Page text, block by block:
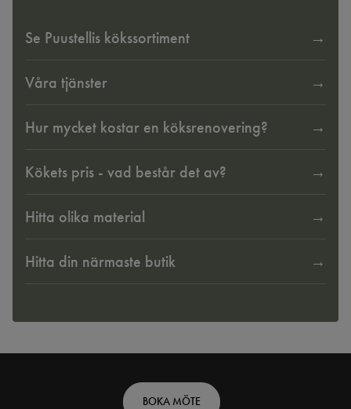
Se Puustellis kökssortiment
Våra tjänster
Hur mycket kostar en köksrenovering?
Kökets pris - vad består det av?
Hitta olika material
Hitta din närmaste butik
BOKA MÖTE